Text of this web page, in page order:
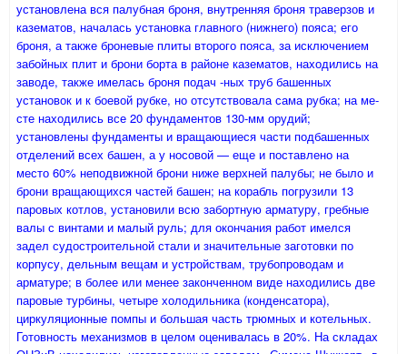
установлена вся палубная броня, внутрен­няя броня траверзов и
казематов, началась установка главного (нижнего) пояса; его
броня, а также броневые плиты второго пояса, за исключением
забойных плит и брони борта в районе казематов, находи­лись на
заводе, также имелась броня подач -ных труб башенных
установок и к боевой рубке, но отсутствовала сама рубка; на ме­
сте находились все 20 фундаментов 130-мм орудий;
установлены фундаменты и вра­щающиеся части подбашенных
отделений всех башен, а у носовой — еще и постав­лено на
место 60% неподвижной брони ниже верхней палубы; не было и
брони вращающихся частей башен; на корабль погрузили 13
паровых кот­лов, установили всю забортную арматуру, гребные
валы с винтами и малый руль; для окончания работ имелся
задел су­достроительной стали и значительные за­готовки по
корпусу, дельным вещам и уст­ройствам, трубопроводам и
арматуре; в более или менее законченном виде находились две
паровые турбины, четыре холодильника (конденсатора),
циркуляци­онные помпы и большая часть трюмных и котельных.
Готовность механизмов в целом оцени­валась в 20%. На складах